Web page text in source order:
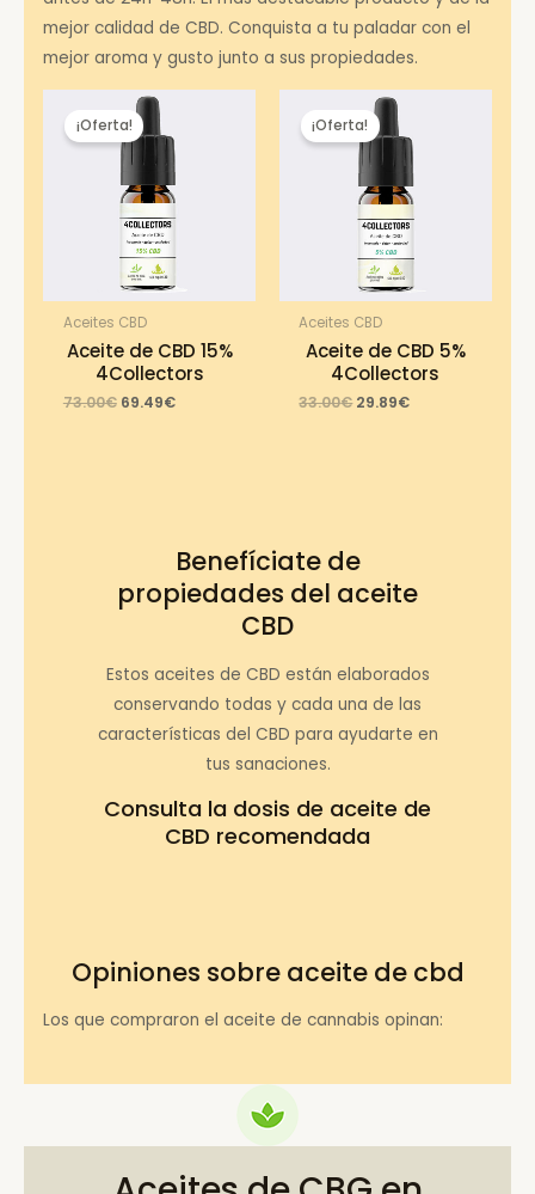
mejor calidad de CBD. Conquista a tu paladar con el
mejor aroma y gusto junto a sus propiedades.
¡Oferta!
Aceites CBD
Aceite de CBD 15%
4Collectors
73.00€ Original
69.49€Current
¡Oferta!
Aceites CBD
Aceite de CBD 5%
4Collectors
33.00€ Original
29.89€Current
Benefíciate de
propiedades del aceite
CBD
Estos aceites de CBD están elaborados
conservando todas y cada una de las
características del CBD para ayudarte en
tus sanaciones.
Consulta la dosis de aceite de
CBD recomendada
Opiniones sobre aceite de cbd
Los que compraron el aceite de cannabis opinan: